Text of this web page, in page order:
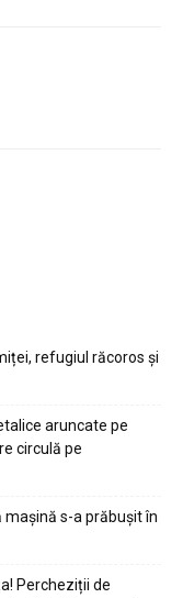
refugiul răcoros și
aruncate pe
circulă pe
mașină s-a prăbușit în
Percheziții de